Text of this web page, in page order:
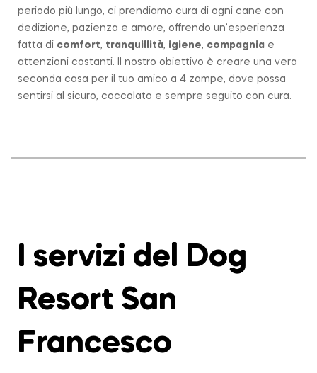
periodo più lungo, ci prendiamo cura di ogni cane con
dedizione, pazienza e amore, offrendo un’esperienza
fatta di comfort, tranquillità, igiene, compagnia e
attenzioni costanti. Il nostro obiettivo è creare una vera
seconda casa per il tuo amico a 4 zampe, dove possa
sentirsi al sicuro, coccolato e sempre seguito con cura.
I servizi del Dog
Resort San
Francesco